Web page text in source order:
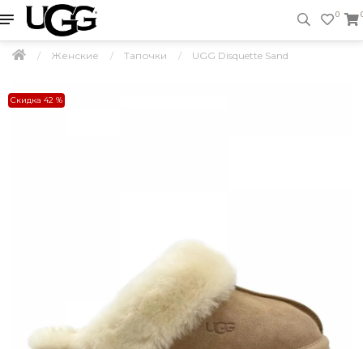
0
Женские Тапочки UGG Disquette Sand
Скидка 42 %